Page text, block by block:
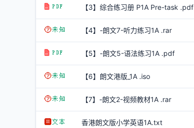
【3】综合练习册 P1A Pre-task .pdf
【4】-朗文7-听力练习1A .rar
【5】-朗文5-语法练习1A .pdf
【6】朗文港版_1A .iso
【7】-朗文2-视频教材1A .rar
香港朗文版小学英语1A.txt